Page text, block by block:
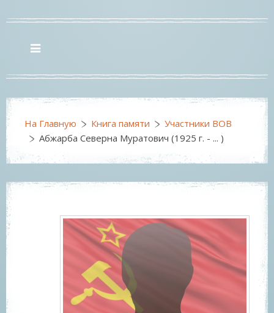
На Главную Книга памяти
Участники ВОВ
Абжарба Северна Муратович (1925 г. - ... )